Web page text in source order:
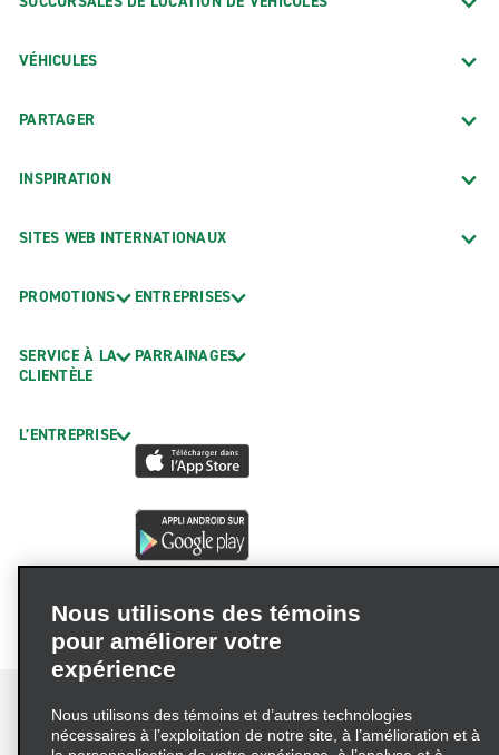
VÉHICULES
PARTAGER
INSPIRATION
SITES WEB INTERNATIONAUX
PROMOTIONS
SERVICE À LA
CLIENTÈLE
L’ENTREPRISE
ENTREPRISES
PARRAINAGES
Nous utilisons des témoins
pour améliorer votre
expérience
Nous utilisons des témoins et d’autres technologies
nécessaires à l’exploitation de notre site, à l’amélioration et à